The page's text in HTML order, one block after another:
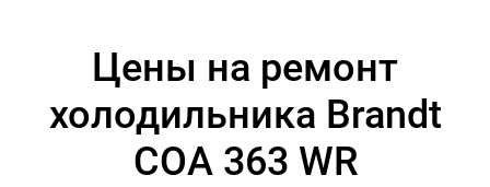
Цены на ремонт
холодильника Brandt
COA 363 WR